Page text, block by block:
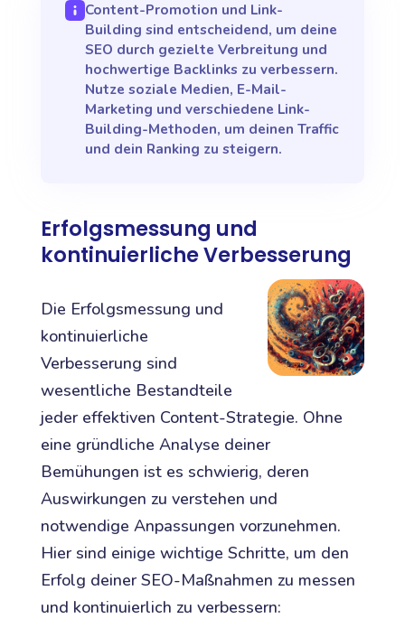
Content-Promotion und Link-
Building sind entscheidend, um deine
SEO durch gezielte Verbreitung und
hochwertige Backlinks zu verbessern.
Nutze soziale Medien, E-Mail-
Marketing und verschiedene Link-
Building-Methoden, um deinen Traffic
und dein Ranking zu steigern.
Erfolgsmessung und
kontinuierliche Verbesserung
Die Erfolgsmessung und
kontinuierliche
Verbesserung sind
wesentliche Bestandteile
jeder effektiven Content-Strategie. Ohne
eine gründliche Analyse deiner
Bemühungen ist es schwierig, deren
Auswirkungen zu verstehen und
notwendige Anpassungen vorzunehmen.
Hier sind einige wichtige Schritte, um den
Erfolg deiner SEO-Maßnahmen zu messen
und kontinuierlich zu verbessern: